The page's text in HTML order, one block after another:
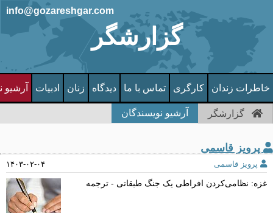
گزارشگر
info@gozareshgar.com
خاطرات زندان کارگری تماس با ما دیدگاه زنان ادبیات آرشیو
گزارشگر آرشیو نویسندگان
پرويز قاسمی
پرويز قاسمی ۱۴۰۳-۰۲-۰۴
غزه: نظامی‌کردن افراطی یک جنگ طبقاتی - ترجمه